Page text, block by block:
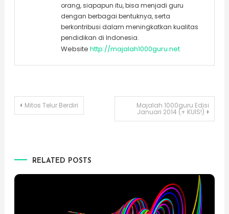
orang, siapapun itu, bisa menjadi guru
dengan berbagai bentuknya, serta
berkontribusi dalam meningkatkan kualitas
pendidikan di Indonesia.
Website http://majalah1000guru.net
Post
Mitos Telur Berdiri Majalah 1000guru Edisi
Januari 2014 (+ KUIS!)
RELATED POSTS